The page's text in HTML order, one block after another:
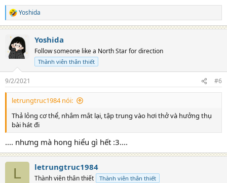
R
e
c
t
i
n
s
:
Yoshida
Yoshida
Follow someone like a North Star for direction
Thành viên thân thiết
9/2/2021 #6
letrungtruc1984 nói:
Thả lỏng cơ thể, nhắm mắt lại, tập trung vào hơi thở và hưởng thụ
bài hát đi
.... nhưng mà hong hiểu gì hết :3....
L letrungtruc1984
Thành viên thân thiết Thành viên thân thiết